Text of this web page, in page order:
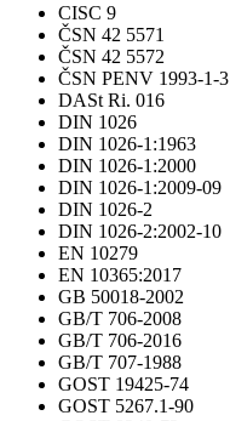
CISC 9
ČSN 42 5571
ČSN 42 5572
ČSN PENV 1993-1-3
DASt Ri. 016
DIN 1026
DIN 1026-1:1963
DIN 1026-1:2000
DIN 1026-1:2009-09
DIN 1026-2
DIN 1026-2:2002-10
EN 10279
EN 10365:2017
GB 50018-2002
GB/T 706-2008
GB/T 706-2016
GB/T 707-1988
GOST 19425-74
GOST 5267.1-90